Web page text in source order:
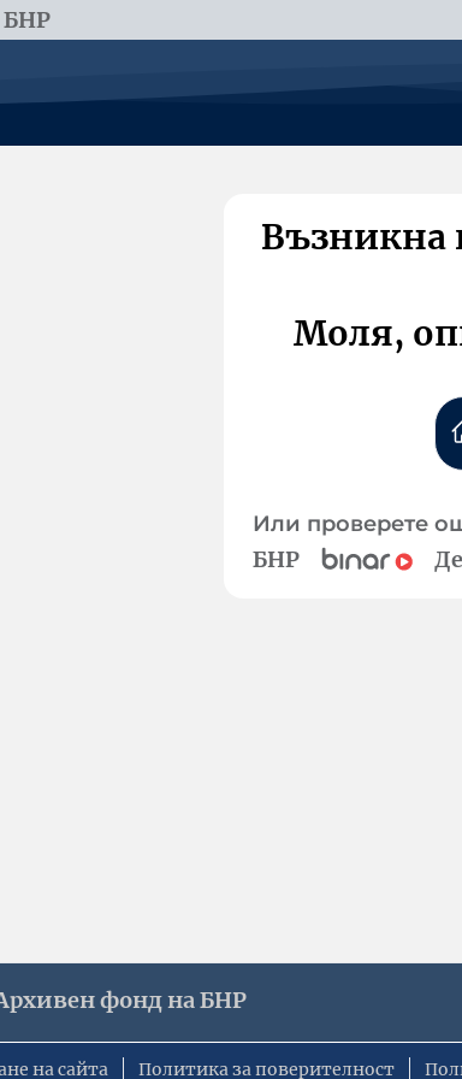
БНР
Възникна
Моля,
Или проверете
БНР
фонд на БНР
на сайта Политика за поверителност